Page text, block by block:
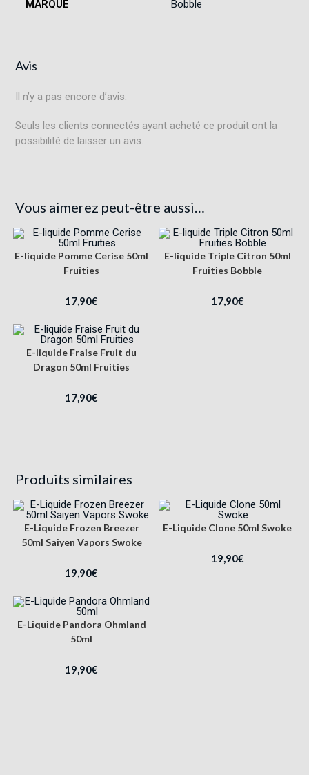
MARQUE Bobble
Avis
Il n’y a pas encore d’avis.
Seuls les clients connectés ayant acheté ce produit ont la
possibilité de laisser un avis.
Vous aimerez peut-être aussi…
E-liquide Pomme Cerise 50ml
Fruities
17,90€
E-liquide Triple Citron 50ml
Fruities Bobble
17,90€
E-liquide Fraise Fruit du
Dragon 50ml Fruities
17,90€
Produits similaires
E-Liquide Frozen Breezer
50ml Saiyen Vapors Swoke
19,90€
E-Liquide Clone 50ml Swoke
19,90€
E-Liquide Pandora Ohmland
50ml
19,90€